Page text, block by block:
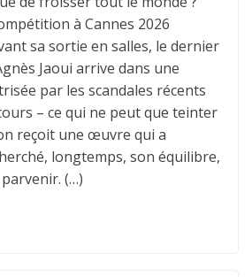
à Cannes 2026
sa sortie en salles, le dernier
Jaoui arrive dans une
par les scandales récents
– ce qui ne peut que teinter
reçoit une œuvre qui a
longtemps, son équilibre,
(…)